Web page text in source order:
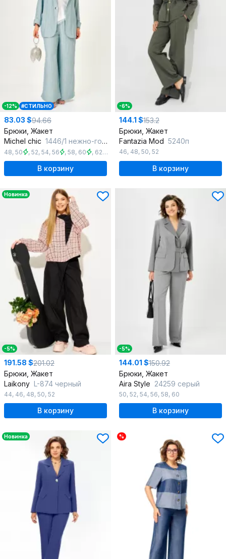
-12% #СТИЛЬНО
83.03 $94.66
Брюки, Жакет
Michel chic 1446/1 нежно-голубой
48, 50 , 52, 54, 56 , 58, 60 , 62
В корзину
-6%
144.1 $153.2
Брюки, Жакет
Fantazia Mod 5240п
46, 48, 50, 52
В корзину
Новинка
-5%
191.58 $201.02
Брюки, Жакет
Laikony L-874 черный
44, 46, 48, 50, 52
В корзину
-5%
144.01 $150.92
Брюки, Жакет
Aira Style 24259 серый
50, 52, 54, 56, 58, 60
В корзину
Новинка %